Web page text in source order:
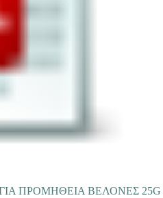
ΠΡΟΜΗΘΕΙΑ ΒΕΛΟΝΕΣ 25G